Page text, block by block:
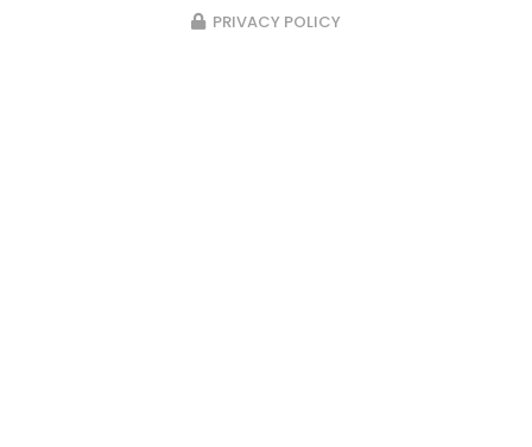
PRIVACY POLICY